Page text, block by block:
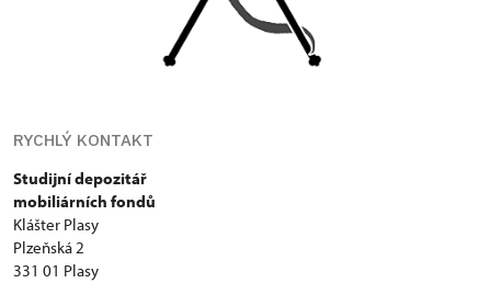
RYCHLÝ KONTAKT
Studijní depozitář
mobiliárních fondů
Klášter Plasy
Plzeňská 2
331 01 Plasy